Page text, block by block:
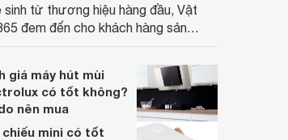
sinh từ thương hiệu hàng đầu, Vật
đem đến cho khách hàng sản
năm, nhân viên tư vấn chuyên
đội ngũ kỹ thuật có tay nghề cao,
đang là lựa chọn hàng đầu
người hiện nay.
giá máy hút mùi
có tốt không?
nên mua
chiếu mini có tốt